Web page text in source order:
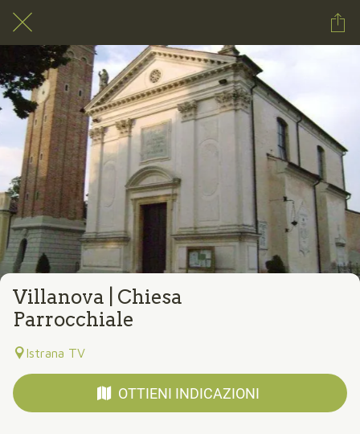
Villanova | Chiesa
Parrocchiale
Istrana TV
OTTIENI INDICAZIONI